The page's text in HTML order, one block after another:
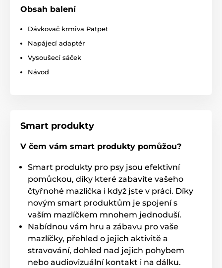
adaptéru, který je součástí balení. Záložní baterie 3x
baterie D jsou umístěny ve spodní straně dávkovače
(nejsou součástí balení) a spolehlivě fungují i v
případě výpadku proudu.
Vaši domácí mazlíčci tak
budou mít dostatek krmiva a zajistí nepřerušený
provoz po dobu několika dní. Baterie lze navíc v
případě potřeby dokoupit v našem e-shopu.
Obsah balení
Dávkovač krmiva Patpet
Napájecí adaptér
Vysoušecí sáček
Návod
Smart produkty
V čem vám smart produkty pomůžou?
Smart produkty pro psy jsou efektivní
pomůckou, díky které zabavíte vašeho
čtyřnohé mazlíčka i když jste v práci. Díky
novým smart produktům je spojení s
vaším mazlíčkem mnohem jednoduší.
Nabídnou vám hru a zábavu pro vaše
mazlíčky, přehled o jejich aktivitě a
stravování, dohled nad jejich pohybem
nebo audiovizuální kontakt i na dálku.